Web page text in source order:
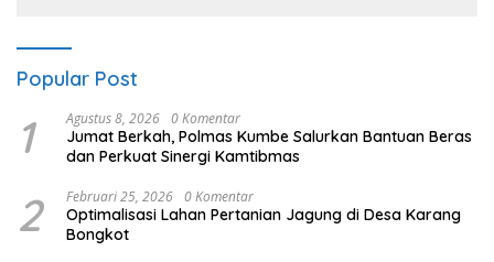
Popular Post
1 Agustus 8, 2026 0 Komentar
Jumat Berkah, Polmas Kumbe Salurkan Bantuan Beras
dan Perkuat Sinergi Kamtibmas
2 Februari 25, 2026 0 Komentar
Optimalisasi Lahan Pertanian Jagung di Desa Karang
Bongkot